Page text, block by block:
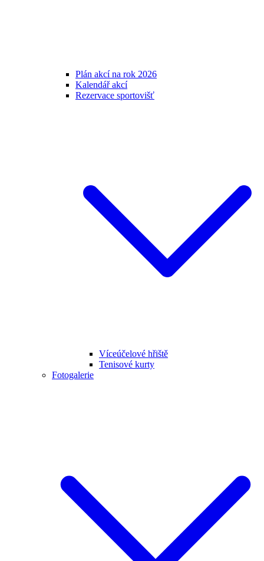
Plán akcí na rok 2026
Kalendář akcí
Rezervace sportovišť
Víceúčelové hřiště
Tenisové kurty
Fotogalerie